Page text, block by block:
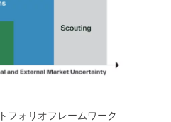
フォリオフレームワーク